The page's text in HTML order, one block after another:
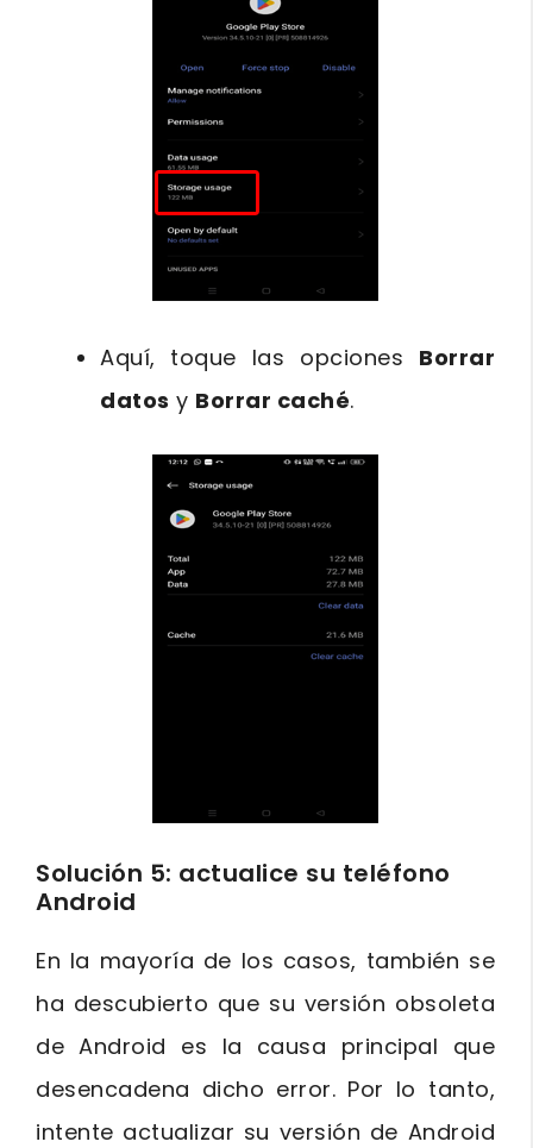
Aquí, toque las opciones Borrar
datos y Borrar caché.
Solución 5: actualice su teléfono
Android
En la mayoría de los casos, también se
ha descubierto que su versión obsoleta
de Android es la causa principal que
desencadena dicho error. Por lo tanto,
intente actualizar su versión de Android